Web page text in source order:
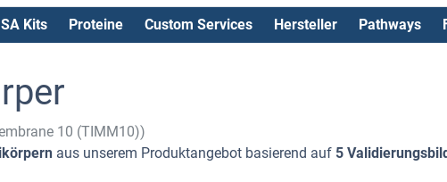
Kits Proteine Custom Services Hersteller Pathways
10 (TIMM10))
aus unserem Produktangebot basierend auf 5